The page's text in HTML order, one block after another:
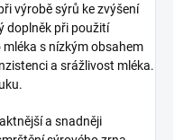
výrobě sýrů ke zvýšení
doplněk při použití
s nízkým obsahem
a srážlivost mléka.
a snadněji